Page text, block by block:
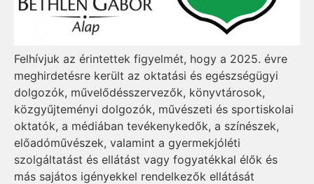
Felhívjuk az érintettek figyelmét, hogy a 2025. évre
meghirdetésre került az oktatási és egészségügyi
dolgozók, művelődésszervezők, könyvtárosok,
közgyűjteményi dolgozók, művészeti és sportiskolai
oktatók, a médiában tevékenykedők, a színészek,
előadóművészek, valamint a gyermekjóléti
szolgáltatást és ellátást vagy fogyatékkal élők és
más sajátos igényekkel rendelkezők ellátását